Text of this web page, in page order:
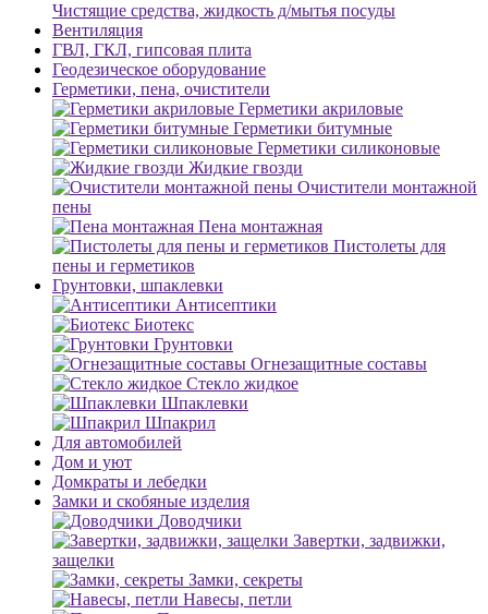
Чистящие средства, жидкость д/мытья посуды
Вентиляция
ГВЛ, ГКЛ, гипсовая плита
Геодезическое оборудование
Герметики, пена, очистители
Герметики акриловые
Герметики битумные
Герметики силиконовые
Жидкие гвозди
Очистители монтажной
пены
Пена монтажная
Пистолеты для
пены и герметиков
Грунтовки, шпаклевки
Антисептики
Биотекс
Грунтовки
Огнезащитные составы
Стекло жидкое
Шпаклевки
Шпакрил
Для автомобилей
Дом и уют
Домкраты и лебедки
Замки и скобяные изделия
Доводчики
Завертки, задвижки,
защелки
Замки, секреты
Навесы, петли